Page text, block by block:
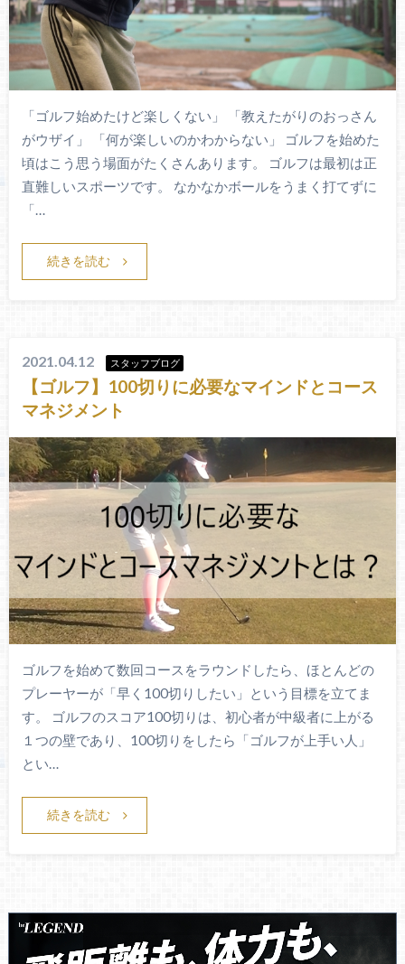
「ゴルフ始めたけど楽しくない」 「教えたがりのおっさん
がウザイ」 「何が楽しいのかわからない」 ゴルフを始めた
頃はこう思う場面がたくさんあります。 ゴルフは最初は正
直難しいスポーツです。 なかなかボールをうまく打てずに
「…
続きを読む
2021.04.12 スタッフブログ
【ゴルフ】100切りに必要なマインドとコース
マネジメント
ゴルフを始めて数回コースをラウンドしたら、ほとんどの
プレーヤーが「早く100切りしたい」という目標を立てま
す。 ゴルフのスコア100切りは、初心者が中級者に上がる
１つの壁であり、100切りをしたら「ゴルフが上手い人」
とい…
続きを読む